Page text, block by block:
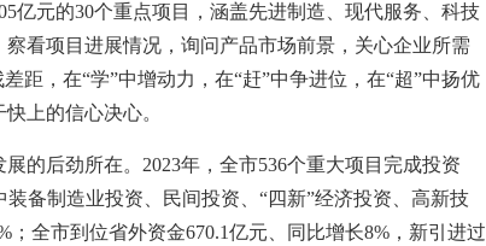
元的30个重点项目，涵盖先进制造、现代服务、科技
看项目进展情况，询问产品市场前景，关心企业所需
距，在“学”中增动力，在“赶”中争进位，在“超”中扬优
上的信心决心。
后劲所在。2023年，全市536个重大项目完成投资
备制造业投资、民间投资、“四新”经济投资、高新技
；全市到位省外资金670.1亿元、同比增长8%，新引进过